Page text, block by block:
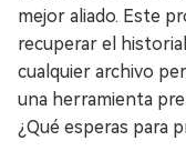
mejor aliado. Este
recuperar el
cualquier archivo
una herramienta
¿Qué esperas para